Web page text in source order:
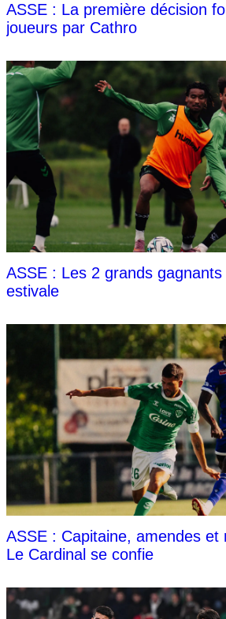
ASSE : La première décision
joueurs par Cathro
ASSE : Les 2 grands
estivale
ASSE : Capitaine, amendes et
Le Cardinal se confie